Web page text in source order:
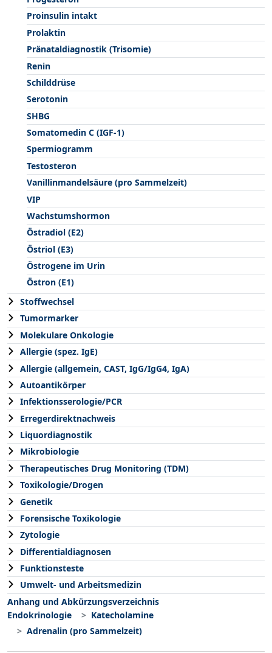
Proinsulin intakt
Prolaktin
Pränataldiagnostik (Trisomie)
Renin
Schilddrüse
Serotonin
SHBG
Somatomedin C (IGF-1)
Spermiogramm
Testosteron
Vanillinmandelsäure (pro Sammelzeit)
VIP
Wachstumshormon
Östradiol (E2)
Östriol (E3)
Östrogene im Urin
Östron (E1)
Stoffwechsel
Tumormarker
Molekulare Onkologie
Allergie (spez. IgE)
Allergie (allgemein, CAST, IgG/IgG4, IgA)
Autoantikörper
Infektionsserologie/PCR
Erregerdirektnachweis
Liquordiagnostik
Mikrobiologie
Therapeutisches Drug Monitoring (TDM)
Toxikologie/Drogen
Genetik
Forensische Toxikologie
Zytologie
Differentialdiagnosen
Funktionsteste
Umwelt- und Arbeitsmedizin
Anhang und Abkürzungsverzeichnis
Endokrinologie
Katecholamine
Adrenalin (pro Sammelzeit)